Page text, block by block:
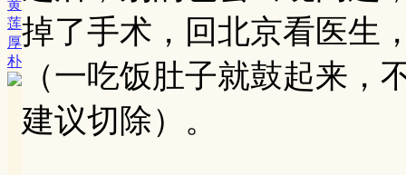
黄
莲
厚
朴
掉了手术，回北京看医生
（一吃饭肚子就鼓起来
建议切除）。